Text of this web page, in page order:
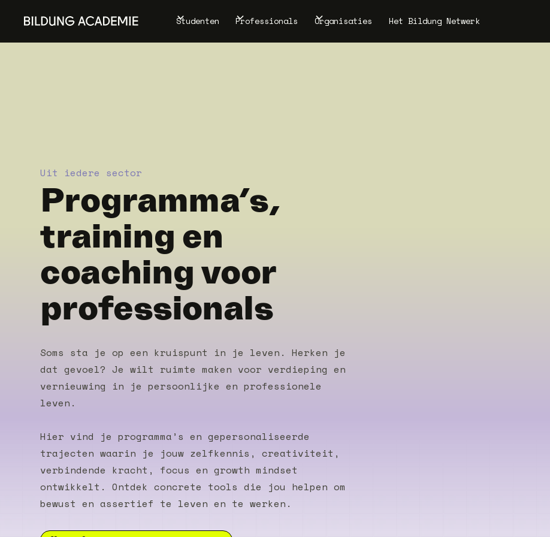
Studenten Professionals Organisaties Het Bildung Netwerk
Uit iedere sector
Programma’s,
training en
coaching voor
professionals
Soms sta je op een kruispunt in je leven. Herken je
dat gevoel? Je wilt ruimte maken voor verdieping en
vernieuwing in je persoonlijke en professionele
leven.
Hier vind je programma’s en gepersonaliseerde
trajecten waarin je jouw zelfkennis, creativiteit,
verbindende kracht, focus en growth mindset
ontwikkelt. Ontdek concrete tools die jou helpen om
bewust en assertief te leven en te werken.